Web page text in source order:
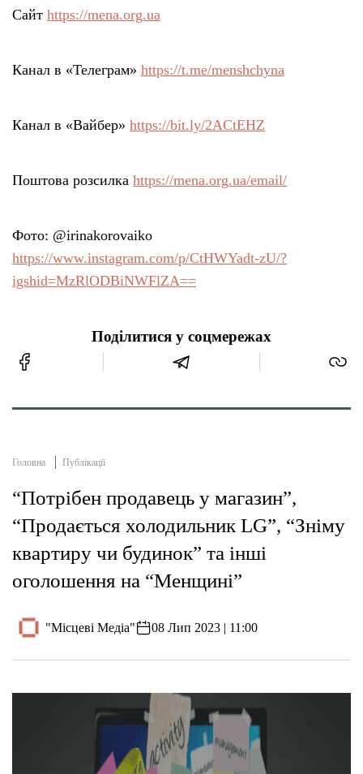
Сайт https://mena.org.ua
Канал в «Телеграм» https://t.me/menshchyna
Канал в «Вайбер» https://bit.ly/2ACtEHZ
Поштова розсилка https://mena.org.ua/email/
Фото: @irinakorovaiko
https://www.instagram.com/p/CtHWYadt-zU/?
igshid=MzRlODBiNWFlZA==
Поділитися у соцмережах
Головна Публікації
“Потрібен продавець у магазин”,
“Продається холодильник LG”, “Зніму
квартиру чи будинок” та інші
оголошення на “Менщині”
"Місцеві Медіа" 08 Лип 2023 | 11:00